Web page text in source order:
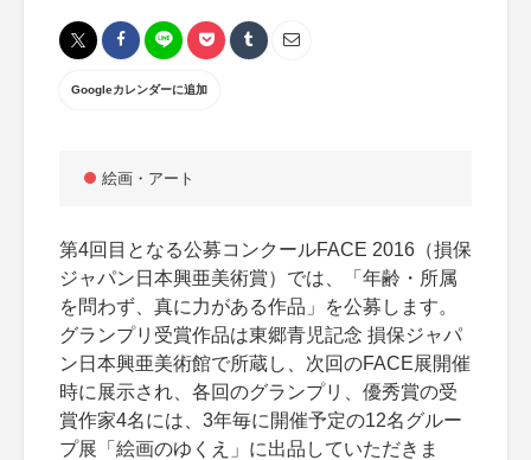
Googleカレンダーに追加
絵画・アート
第4回目となる公募コンクールFACE 2016（損保
ジャパン日本興亜美術賞）では、「年齢・所属
を問わず、真に力がある作品」を公募します。
グランプリ受賞作品は東郷青児記念 損保ジャパ
ン日本興亜美術館で所蔵し、次回のFACE展開催
時に展示され、各回のグランプリ、優秀賞の受
賞作家4名には、3年毎に開催予定の12名グルー
プ展「絵画のゆくえ」に出品していただきま